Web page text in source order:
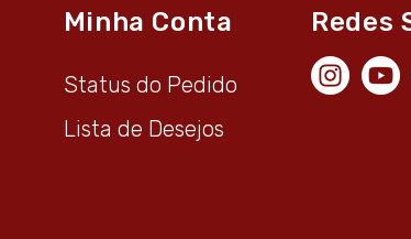
Minha Conta
Status do Pedido
Lista de Desejos
Redes